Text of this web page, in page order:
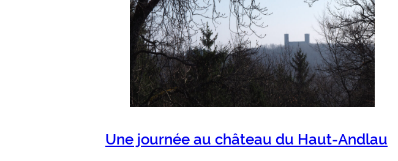
Une journée au château du Haut-Andlau